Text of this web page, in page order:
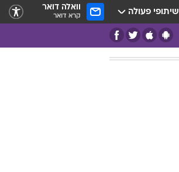
שיתופי פעולה וואלה דואר
קרא דואר